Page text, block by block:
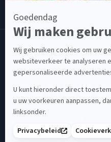
CENSUS
3771 ER, Barneveld